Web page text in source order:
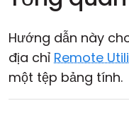
Hướng dẫn này
địa chỉ Remote
một tệp bảng tính.